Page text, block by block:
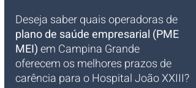
Deseja saber quais operadoras de
plano de saúde empresarial (PME
MEI) em Campina Grande
oferecem os melhores prazos de
carência para o Hospital João XXIII?